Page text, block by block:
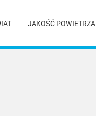
JAKOŚĆ POWIETRZA